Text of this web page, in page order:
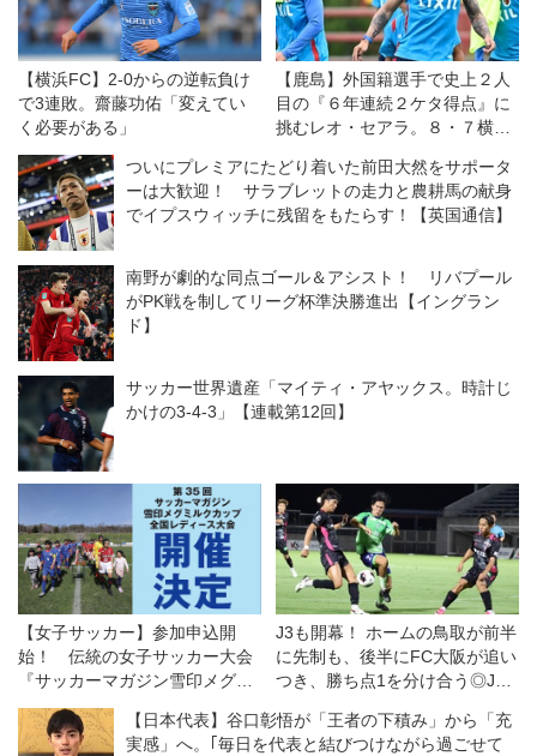
【横浜FC】2-0からの逆転負け
で3連敗。齋藤功佑「変えてい
く必要がある」
【鹿島】外国籍選手で史上２人
目の『６年連続２ケタ得点』に
挑むレオ・セアラ。８・７横浜
自分たちの力を示す機会」と意
気込む
ついにプレミアにたどり着いた前田大然をサポータ
ーは大歓迎！ サラブレットの走力と農耕馬の献身
でイプスウィッチに残留をもたらす！【英国通信】
南野が劇的な同点ゴール＆アシスト！ リバプール
がPK戦を制してリーグ杯準決勝進出【イングラン
ド】
サッカー世界遺産「マイティ・アヤックス。時計じ
かけの3-4-3」【連載第12回】
【女子サッカー】参加申込開
始！ 伝統の女子サッカー大会
『サッカーマガジン雪印メグミ
ルクカップ』開催
J3も開幕！ ホームの鳥取が前半
に先制も、後半にFC大阪が追い
つき、勝ち点1を分け合う◎J3
【日本代表】谷口彰悟が「王者の下積み」から「充
実感」へ。｢毎日を代表と結びつけながら過ごせて